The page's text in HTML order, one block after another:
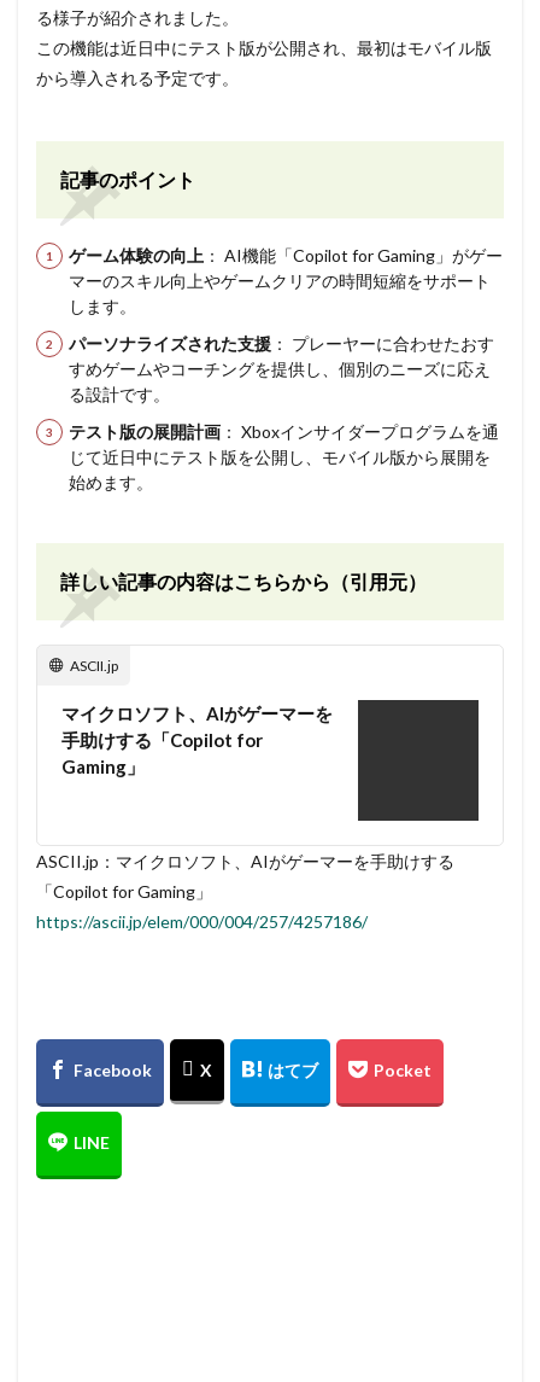
る様子が紹介されました。
この機能は近日中にテスト版が公開され、最初はモバイル版
から導入される予定です。
記事のポイント
ゲーム体験の向上 ： AI機能「Copilot for Gaming」がゲー
マーのスキル向上やゲームクリアの時間短縮をサポート
します。
パーソナライズされた支援 ： プレーヤーに合わせたおす
すめゲームやコーチングを提供し、個別のニーズに応え
る設計です。
テスト版の展開計画 ： Xboxインサイダープログラムを通
じて近日中にテスト版を公開し、モバイル版から展開を
始めます。
詳しい記事の内容はこちらから（引用元）
ASCII.jp
マイクロソフト、AIがゲーマーを
手助けする「Copilot for
Gaming」
ASCII.jp：マイクロソフト、AIがゲーマーを手助けする
「Copilot for Gaming」
https://ascii.jp/elem/000/004/257/4257186/